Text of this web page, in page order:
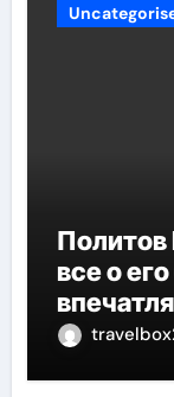
все о